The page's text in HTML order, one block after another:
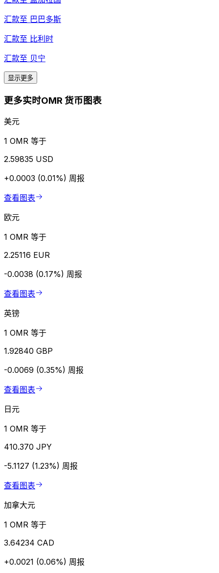
汇款至 巴巴多斯
汇款至 比利时
汇款至 贝宁
显示更多
更多实时OMR 货币图表
美元
1 OMR 等于
2.59835 USD
+0.0003 (0.01%) 周报
查看图表
欧元
1 OMR 等于
2.25116 EUR
-0.0038 (0.17%) 周报
查看图表
英镑
1 OMR 等于
1.92840 GBP
-0.0069 (0.35%) 周报
查看图表
日元
1 OMR 等于
410.370 JPY
-5.1127 (1.23%) 周报
查看图表
加拿大元
1 OMR 等于
3.64234 CAD
+0.0021 (0.06%) 周报